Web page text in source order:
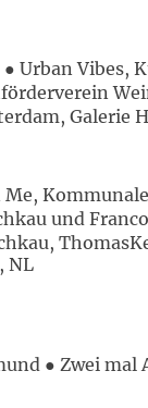
Urban
Galerie
und
NL
● Zwei mal